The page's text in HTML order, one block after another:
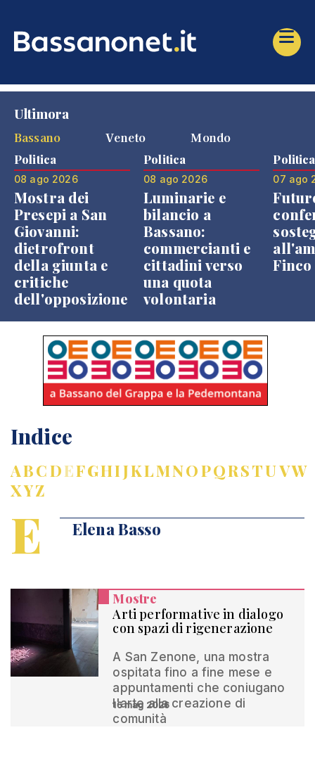
Ultimora
Bassano
Veneto Mondo
Politica
08 ago 2026
Mostra dei
Presepi a San
Giovanni:
dietrofront
della giunta e
critiche
dell'opposizione
Politica
08 ago 2026
Luminarie e
bilancio a
Bassano:
commercianti e
cittadini verso
una quota
volontaria
Politica
07 ago
Finco
Indice
ABCDEFGHIJKLMNOPQRSTUVW
XYZ
E Elena Basso
Mostre
Arti performative in dialogo
con spazi di rigenerazione
A San Zenone, una mostra
ospitata fino a fine mese e
appuntamenti che coniugano
l'arte alla creazione di
comunità
16 mag 2026